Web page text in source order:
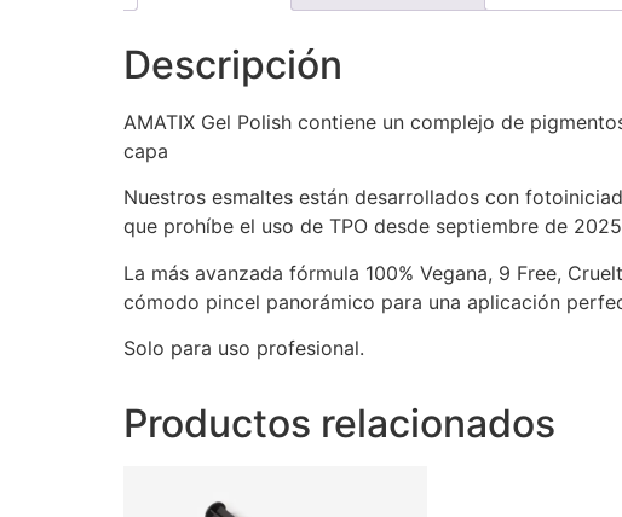
Descripción
AMATIX Gel Polish contiene un complejo de
capa
Nuestros esmaltes están desarrollados con
que prohíbe el uso de TPO desde septiembre de 2025
La más avanzada fórmula 100% Vegana, 9 Free,
cómodo pincel panorámico para una aplicación
Solo para uso profesional.
Productos relacionados